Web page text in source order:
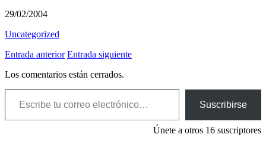
29/02/2004
Uncategorized
Entrada anterior Entrada siguiente
Los comentarios están cerrados.
Escribe tu correo electrónico…
Suscribirse
Únete a otros 16 suscriptores